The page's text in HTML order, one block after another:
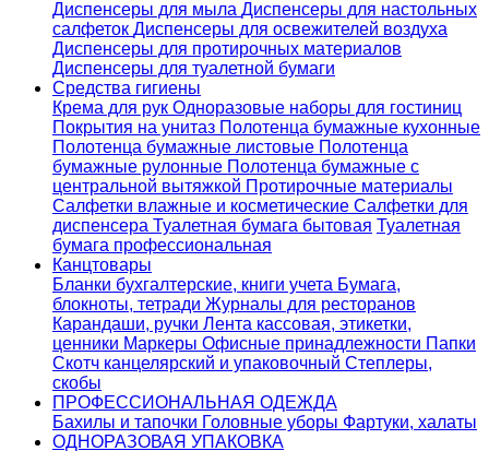
Диспенсеры для мыла Диспенсеры для настольных
салфеток Диспенсеры для освежителей воздуха
Диспенсеры для протирочных материалов
Диспенсеры для туалетной бумаги
Средства гигиены
Крема для рук Одноразовые наборы для гостиниц
Покрытия на унитаз Полотенца бумажные кухонные
Полотенца бумажные листовые Полотенца
бумажные рулонные Полотенца бумажные с
центральной вытяжкой Протирочные материалы
Салфетки влажные и косметические Салфетки для
диспенсера Туалетная бумага бытовая Туалетная
бумага профессиональная
Канцтовары
Бланки бухгалтерские, книги учета Бумага,
блокноты, тетради Журналы для ресторанов
Карандаши, ручки Лента кассовая, этикетки,
ценники Маркеры Офисные принадлежности Папки
Скотч канцелярский и упаковочный Степлеры,
скобы
ПРОФЕССИОНАЛЬНАЯ ОДЕЖДА
Бахилы и тапочки Головные уборы Фартуки, халаты
ОДНОРАЗОВАЯ УПАКОВКА